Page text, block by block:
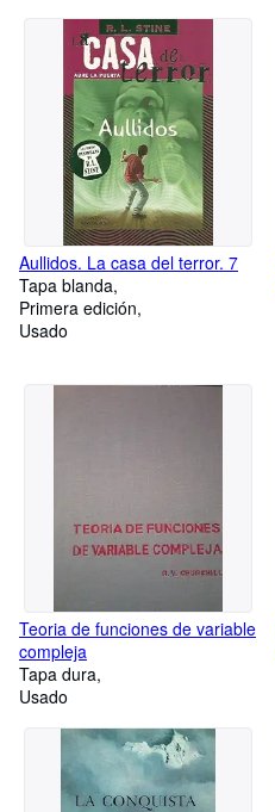
Aullidos. La casa del terror. 7
Tapa blanda
Primera edición
Usado
Teoria de funciones de variable
compleja
Tapa dura
Usado